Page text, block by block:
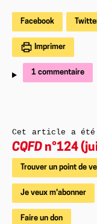
Facebook
Imprimer
1 commentaire
Cet article a été
CQFD n°124
Trouver un point de
Je veux m'abonner
Faire un don